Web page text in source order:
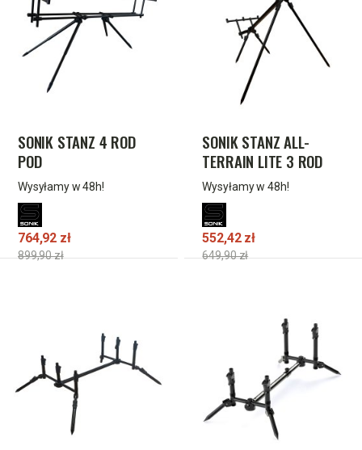
SONIK STANZ 4 ROD
POD
Wysyłamy w 48h!
764,92 zł
899,90 zł
SONIK STANZ ALL-
TERRAIN LITE 3 ROD
POD
Wysyłamy w 48h!
552,42 zł
649,90 zł